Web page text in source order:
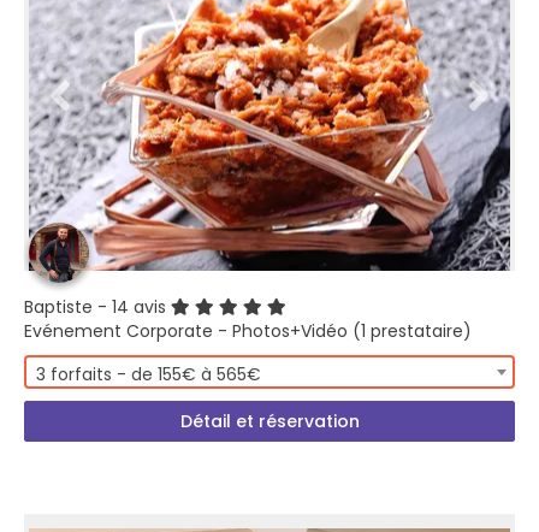
Baptiste - 14 avis
Evénement Corporate - Photos+Vidéo (1 prestataire)
3 forfaits - de 155€ à 565€
Détail et réservation